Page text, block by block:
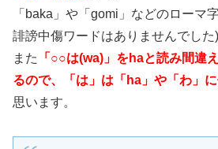
「baka」や「gomi」などのローマ
誹謗中傷ワードはありませんでした)
また
「○○は(wa)」をhaと読み間違
るので、「は」は「ha」や「わ」
思います。